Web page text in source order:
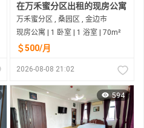
在万禾蜜分区出租的现房公寓
万禾蜜分区 , 桑园区 , 金边市
现房公寓 | 1 卧室 | 1 浴室 | 70m²
＄500/月
2026-08-08 21:02
594